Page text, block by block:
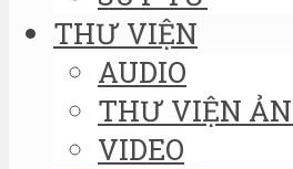
THƯ VIỆN
AUDIO
THƯ VIỆN
VIDEO